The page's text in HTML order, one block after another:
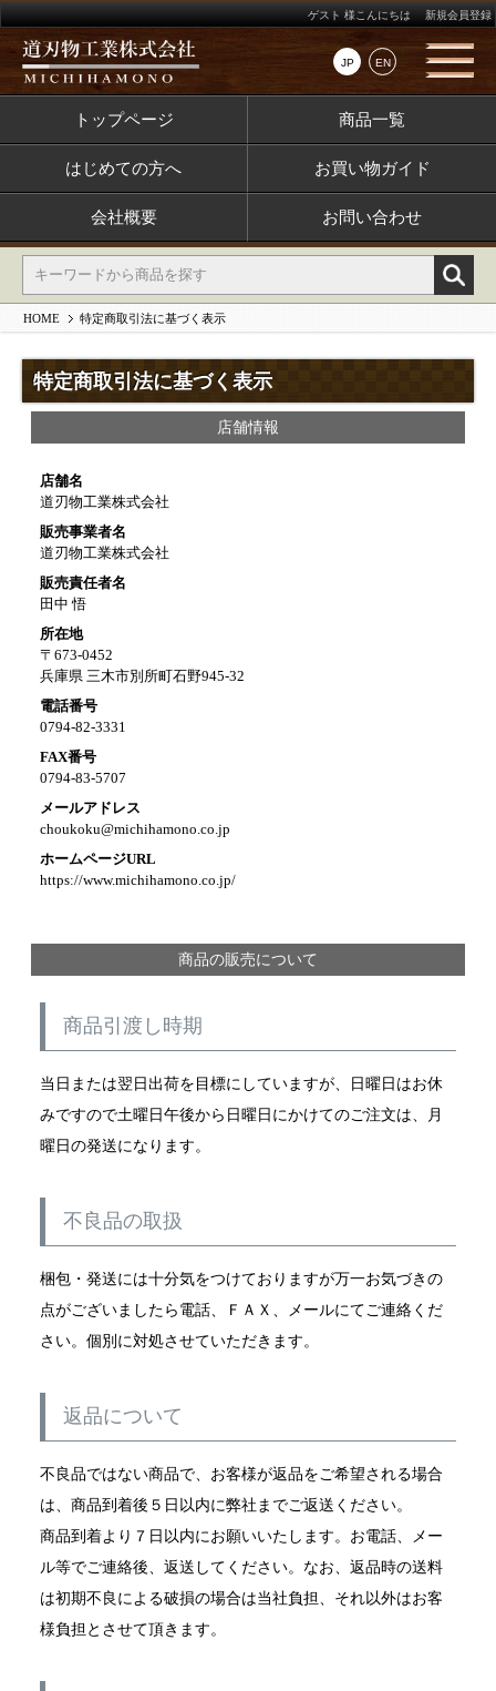
JP EN
ゲスト 様こんにちは 新規会員登録
トップページ 商品一覧
はじめての方へ お買い物ガイド
会社概要 お問い合わせ
HOME 特定商取引法に基づく表示
特定商取引法に基づく表示
店舗情報
店舗名
道刃物工業株式会社
販売事業者名
道刃物工業株式会社
販売責任者名
田中 悟
所在地
〒673-0452
兵庫県 三木市別所町石野945-32
電話番号
0794-82-3331
FAX番号
0794-83-5707
メールアドレス
choukoku@michihamono.co.jp
ホームページURL
https://www.michihamono.co.jp/
商品の販売について
商品引渡し時期
当日または翌日出荷を目標にしていますが、日曜日はお休
みですので土曜日午後から日曜日にかけてのご注文は、月
曜日の発送になります。
不良品の取扱
梱包・発送には十分気をつけておりますが万一お気づきの
点がございましたら電話、ＦＡＸ、メールにてご連絡くだ
さい。個別に対処させていただきます。
返品について
不良品ではない商品で、お客様が返品をご希望される場合
は、商品到着後５日以内に弊社までご返送ください。
商品到着より７日以内にお願いいたします。お電話、メー
ル等でご連絡後、返送してください。なお、返品時の送料
は初期不良による破損の場合は当社負担、それ以外はお客
様負担とさせて頂きます。